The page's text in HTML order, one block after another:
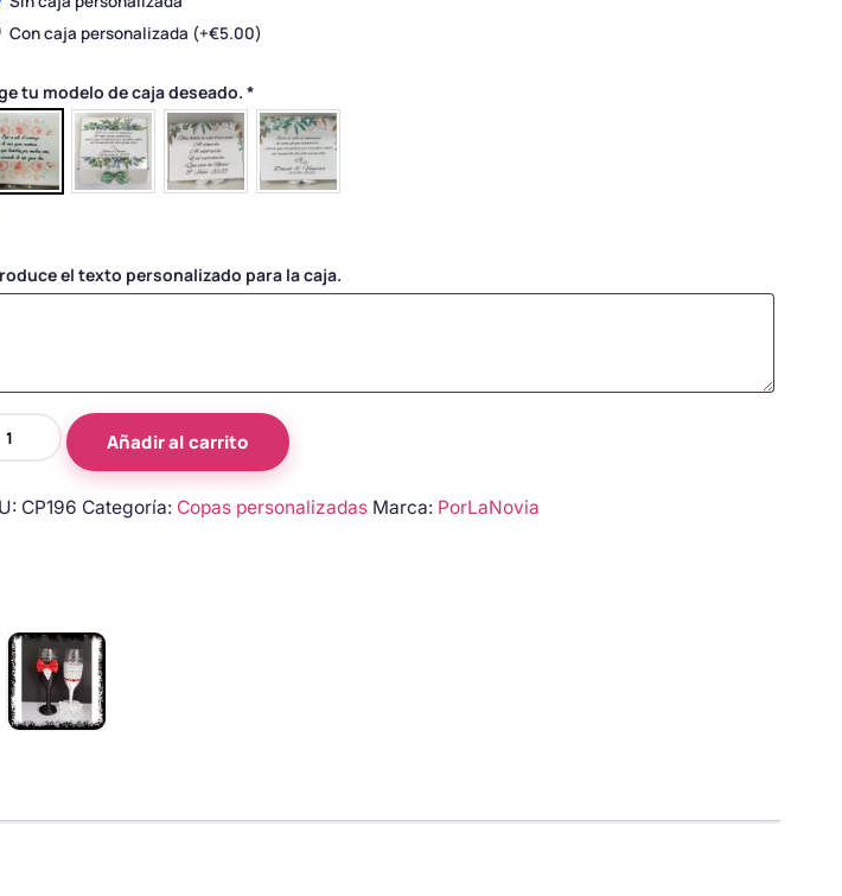
Con caja personalizada (+€5.00)
tu modelo de caja deseado. *
el texto personalizado para la caja.
Añadir al carrito
CP196 Categoría: Copas personalizadas Marca: PorLaNovia